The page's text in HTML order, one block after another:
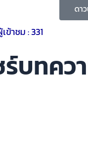
ดา
ข้าชม :331
บทคว